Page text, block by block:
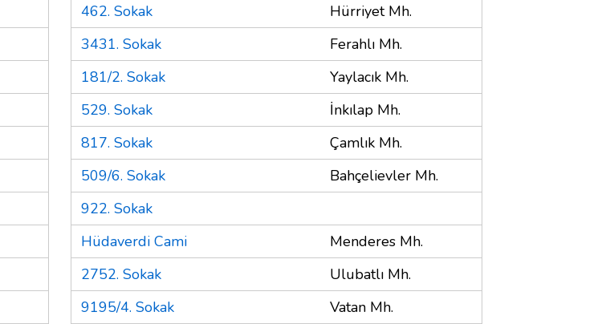
462. Sokak
Hürriyet Mh.
3431. Sokak
Ferahlı Mh.
181/2. Sokak
Yaylacık Mh.
529. Sokak
İnkılap Mh.
817. Sokak
Çamlık Mh.
509/6. Sokak
Bahçelievler Mh.
922. Sokak
Hüdaverdi Cami
Menderes Mh.
2752. Sokak
Ulubatlı Mh.
9195/4. Sokak
Vatan Mh.